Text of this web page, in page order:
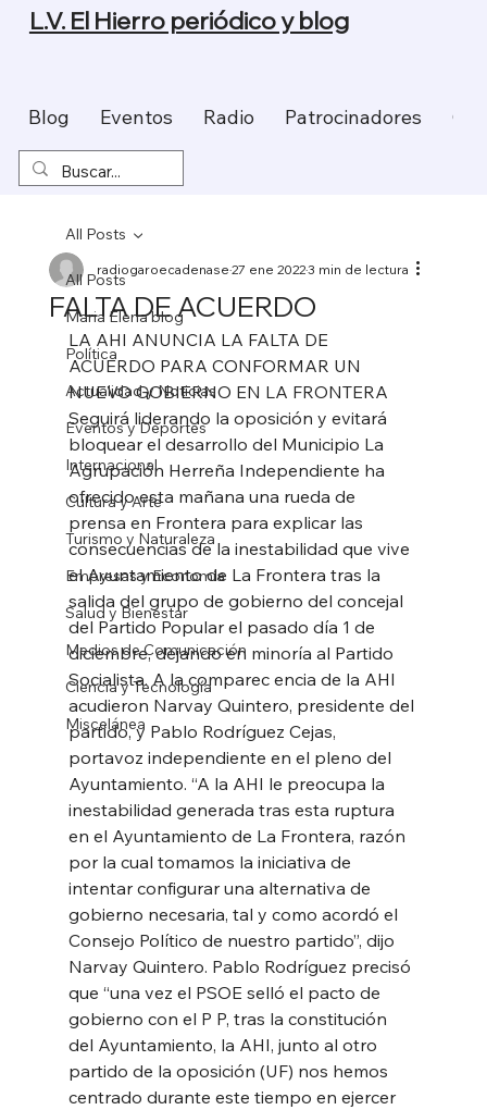
Blog Eventos Radio Patrocinadores
L.V. El Hierro periódico y blog
All Posts
Maria Elena blog
Política
Actualidad y Noticias
Eventos y Deportes
Internacional
Cultura y Arte
Turismo y Naturaleza
Empresas y Economía
Salud y Bienestar
Medios de Comunicación
Ciencia y Tecnología
Miscelánea
All Posts
FALTA DE ACUERDO
radiogaroecadenase27 ene 20223 min de lectura
LA AHI ANUNCIA LA FALTA DE
ACUERDO PARA CONFORMAR UN
NUEVO GOBIERNO EN LA FRONTERA
Seguirá liderando la oposición y evitará
bloquear el desarrollo del Municipio La
Agrupación Herreña Independiente ha
ofrecido esta mañana una rueda de
prensa en Frontera para explicar las
consecuencias de la inestabilidad que vive
el Ayuntamiento de La Frontera tras la
salida del grupo de gobierno del concejal
del Partido Popular el pasado día 1 de
diciembre, dejando en minoría al Partido
Socialista. A la comparec encia de la AHI
acudieron Narvay Quintero, presidente del
partido, y Pablo Rodríguez Cejas,
portavoz independiente en el pleno del
Ayuntamiento. “A la AHI le preocupa la
inestabilidad generada tras esta ruptura
en el Ayuntamiento de La Frontera, razón
por la cual tomamos la iniciativa de
intentar configurar una alternativa de
gobierno necesaria, tal y como acordó el
Consejo Político de nuestro partido”, dijo
Narvay Quintero. Pablo Rodríguez precisó
que “una vez el PSOE selló el pacto de
gobierno con el P P, tras la constitución
del Ayuntamiento, la AHI, junto al otro
partido de la oposición (UF) nos hemos
centrado durante este tiempo en ejercer